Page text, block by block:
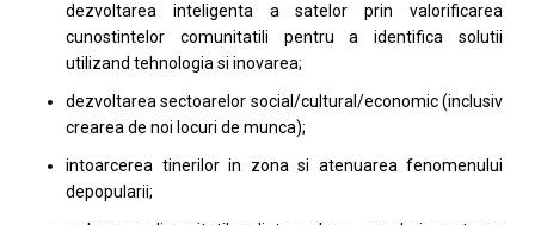
dezvoltarea inteligenta a satelor prin valorificarea
cunostintelor comunitatili pentru a identifica solutii
utilizand tehnologia si inovarea;
dezvoltarea sectoarelor social/cultural/economic (inclusiv
crearea de noi locuri de munca);
intoarcerea tinerilor in zona si atenuarea fenomenului
depopularii;